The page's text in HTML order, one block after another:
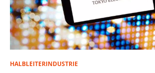
HALBLEITERINDUSTRIE